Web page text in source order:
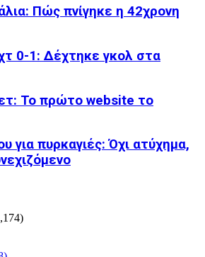
Πώς πνίγηκε η 42χρονη
0-1: Δέχτηκε γκολ στα
Το πρώτο website το
για πυρκαγιές: Όχι ατύχημα,